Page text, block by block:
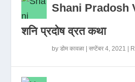
Shani Pradosh
शनि प्रदोष व्रत कथा
byडोम कावळा |सप्टेंबर 4, 2021